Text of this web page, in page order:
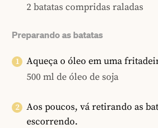
2 batatas compridas raladas
Preparando as batatas
Aqueça o óleo em uma
500 ml de óleo de soja
Aos poucos, vá retirando as
escorrendo.